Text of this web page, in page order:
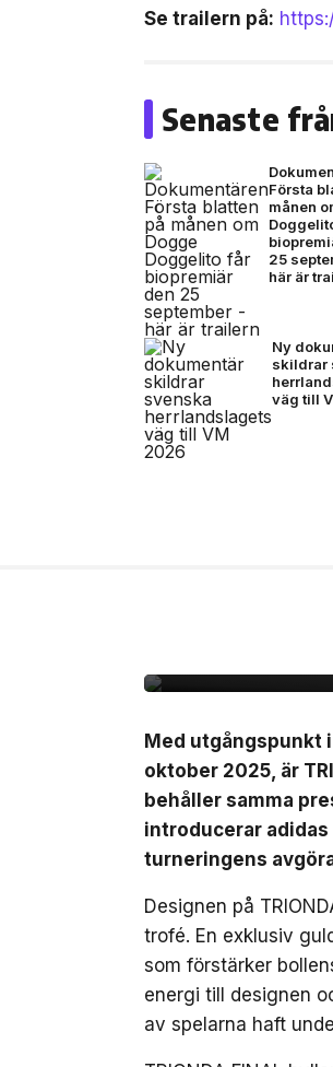
Se trailern på:
Senaste
Första
månen
25
här är
Ny
skildrar
väg till
Med utgångspunkt
oktober 2025, är
behåller samma
introducerar
turneringens
Designen på
trofé. En exklusiv
som förstärker
energi till designen
av spelarna haft